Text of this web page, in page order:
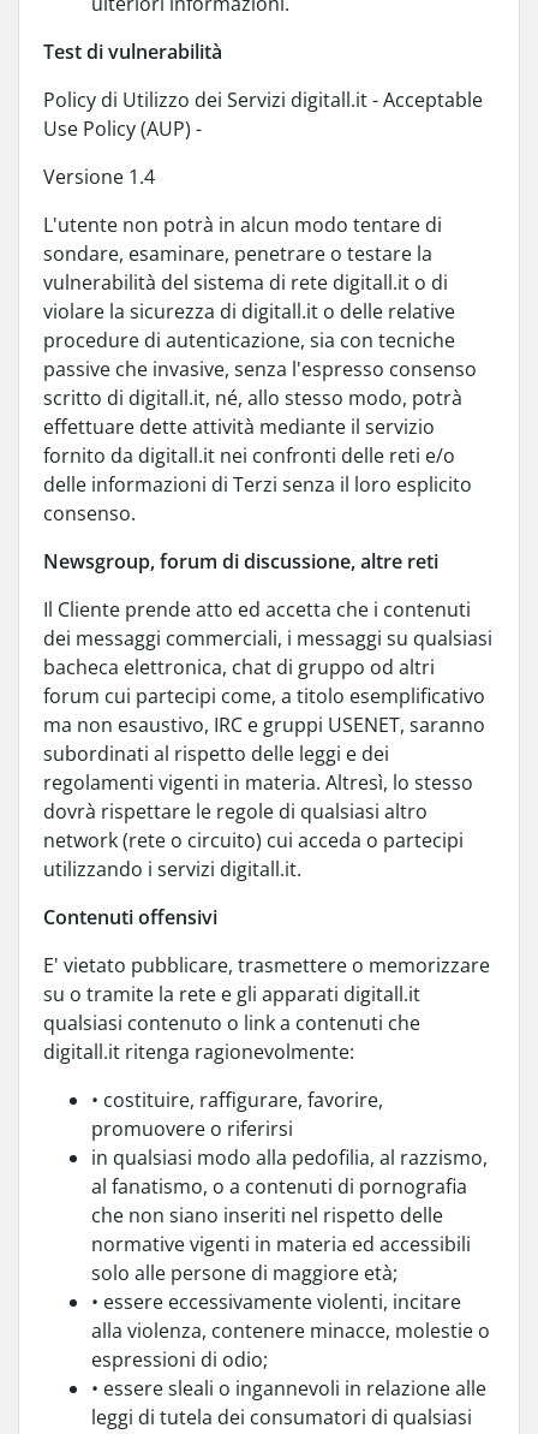
Test di vulnerabilità
Policy di Utilizzo dei Servizi digitall.it - Acceptable
Use Policy (AUP) -
Versione 1.4
L'utente non potrà in alcun modo tentare di
sondare, esaminare, penetrare o testare la
vulnerabilità del sistema di rete digitall.it o di
violare la sicurezza di digitall.it o delle relative
procedure di autenticazione, sia con tecniche
passive che invasive, senza l'espresso consenso
scritto di digitall.it, né, allo stesso modo, potrà
effettuare dette attività mediante il servizio
fornito da digitall.it nei confronti delle reti e/o
delle informazioni di Terzi senza il loro esplicito
consenso.
Newsgroup, forum di discussione, altre reti
Il Cliente prende atto ed accetta che i contenuti
dei messaggi commerciali, i messaggi su qualsiasi
bacheca elettronica, chat di gruppo od altri
forum cui partecipi come, a titolo esemplificativo
ma non esaustivo, IRC e gruppi USENET, saranno
subordinati al rispetto delle leggi e dei
regolamenti vigenti in materia. Altresì, lo stesso
dovrà rispettare le regole di qualsiasi altro
network (rete o circuito) cui acceda o partecipi
utilizzando i servizi digitall.it.
Contenuti offensivi
E' vietato pubblicare, trasmettere o memorizzare
su o tramite la rete e gli apparati digitall.it
qualsiasi contenuto o link a contenuti che
digitall.it ritenga ragionevolmente:
• costituire, raffigurare, favorire,
promuovere o riferirsi
in qualsiasi modo alla pedofilia, al razzismo,
al fanatismo, o a contenuti di pornografia
che non siano inseriti nel rispetto delle
normative vigenti in materia ed accessibili
solo alle persone di maggiore età;
• essere eccessivamente violenti, incitare
alla violenza, contenere minacce, molestie o
espressioni di odio;
• essere sleali o ingannevoli in relazione alle
leggi di tutela dei consumatori di qualsiasi